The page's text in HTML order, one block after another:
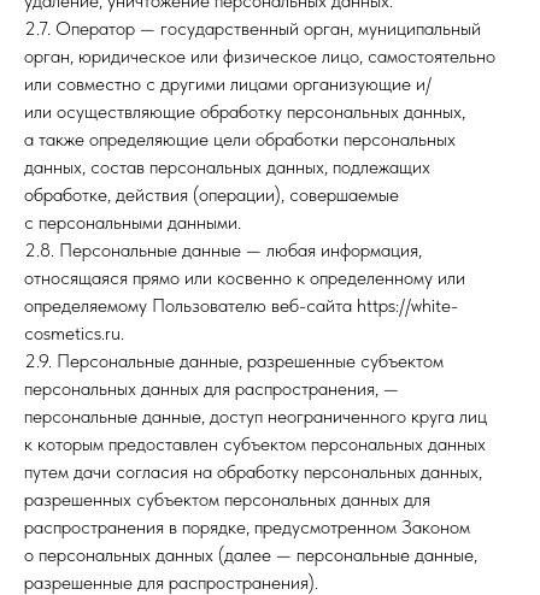
2.7. Оператор — государственный орган, муниципальный
орган, юридическое или физическое лицо, самостоятельно
или совместно с другими лицами организующие и/
или осуществляющие обработку персональных данных,
а также определяющие цели обработки персональных
данных, состав персональных данных, подлежащих
обработке, действия (операции), совершаемые
с персональными данными.
2.8. Персональные данные — любая информация,
относящаяся прямо или косвенно к определенному или
определяемому Пользователю веб-сайта https://white-
cosmetics.ru.
2.9. Персональные данные, разрешенные субъектом
персональных данных для распространения, —
персональные данные, доступ неограниченного круга лиц
к которым предоставлен субъектом персональных данных
путем дачи согласия на обработку персональных данных,
разрешенных субъектом персональных данных для
распространения в порядке, предусмотренном Законом
о персональных данных (далее — персональные данные,
разрешенные для распространения).